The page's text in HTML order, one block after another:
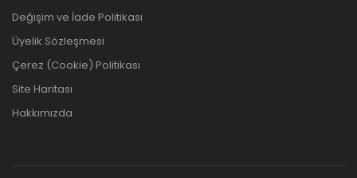
Değişim ve İade Politikası
Üyelik Sözleşmesi
Çerez (Cookie) Politikası
Site Haritası
Hakkımızda